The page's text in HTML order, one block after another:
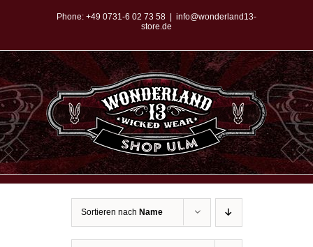
springen
Phone: +49 0731-6 02 73 58
info@wonderland13-
store.de
Sortieren nach Name